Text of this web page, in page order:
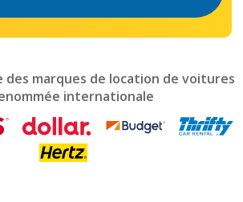
des marques de location de voitures
internationale